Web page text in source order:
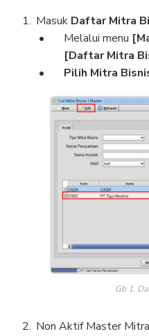
Masuk Daftar Mitra
Melalui menu
[Daftar Mitra
Pilih Mitra
Gb 1.
Non Aktif Master